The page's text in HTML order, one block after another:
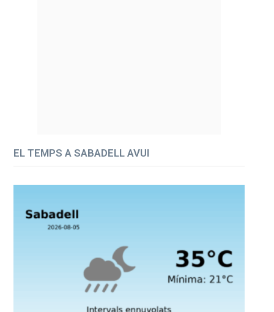
EL TEMPS A SABADELL AVUI